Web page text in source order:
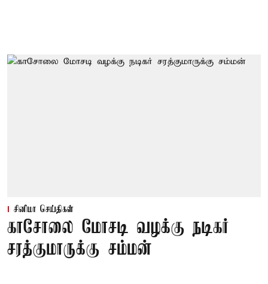
சினிமா செய்திகள்
காசோலை மோசடி வழக்கு நடிகர்
சரத்குமாருக்கு சம்மன்